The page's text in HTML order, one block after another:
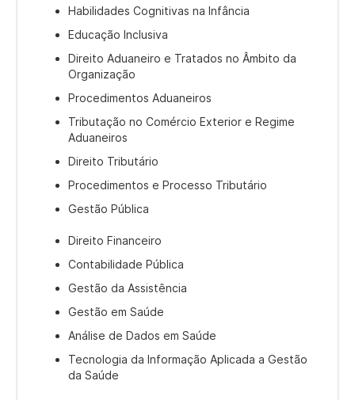
Habilidades Cognitivas na Infância
Educação Inclusiva
Direito Aduaneiro e Tratados no Âmbito da
Organização
Procedimentos Aduaneiros
Tributação no Comércio Exterior e Regime
Aduaneiros
Direito Tributário
Procedimentos e Processo Tributário
Gestão Pública
Direito Financeiro
Contabilidade Pública
Gestão da Assistência
Gestão em Saúde
Análise de Dados em Saúde
Tecnologia da Informação Aplicada a Gestão
da Saúde